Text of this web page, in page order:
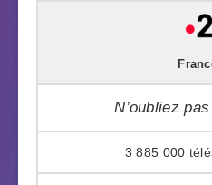
N’oubliez
3 885 000